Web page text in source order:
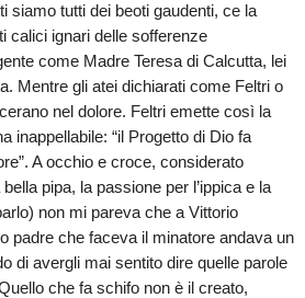
siamo tutti dei beoti gaudenti, ce la
calici ignari delle sofferenze
come Madre Teresa di Calcutta, lei
Mentre gli atei dichiarati come Feltri o
nel dolore. Feltri emette così la
inappellabile: “il Progetto di Dio fa
A occhio e croce, considerato
pipa, la passione per l’ippica e la
non mi pareva che a Vittorio
padre che faceva il minatore andava un
di avergli mai sentito dire quelle parole
che fa schifo non è il creato,